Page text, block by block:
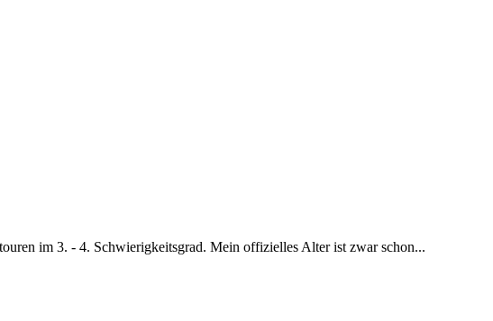
im 3. - 4. Schwierigkeitsgrad. Mein offizielles Alter ist zwar schon...